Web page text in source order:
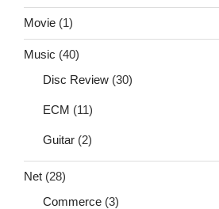
Movie (1)
Music (40)
Disc Review (30)
ECM (11)
Guitar (2)
Net (28)
Commerce (3)